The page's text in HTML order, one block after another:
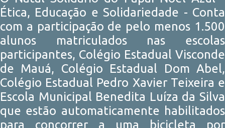
Ética, Educação e Solidariedade - Conta
com a participação de pelo menos 1.500
alunos matriculados nas escolas
participantes, Colégio Estadual Visconde
de Mauá, Colégio Estadual Dom Abel,
Colégio Estadual Pedro Xavier Teixeira e
Escola Municipal Benedita Luíza da Silva
que estão automaticamente habilitados
para concorrer a uma bicicleta por